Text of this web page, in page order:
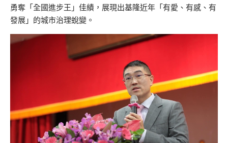
勇奪「全國進步王」佳績，展現出基隆近年「有愛、有感、有
發展」的城市治理蛻變。